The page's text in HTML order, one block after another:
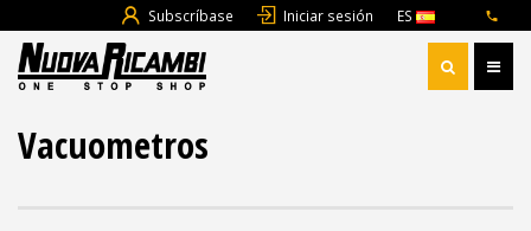
Subscríbase Iniciar sesión ES
Vacuometros